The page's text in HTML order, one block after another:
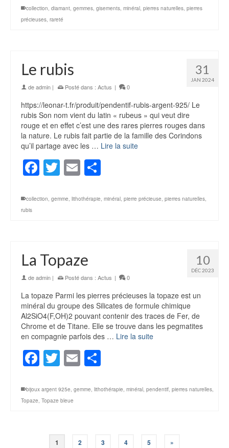
collection diamant gemmes gisements minéral pierres naturelles pierres
précieuses rareté
31
JAN 2024
Le rubis
deadmin | Posté dans : Actus | 0
https://leonar-t.fr/produit/pendentif-rubis-argent-925/ Le
rubis Son nom vient du latin « rubeus » qui veut dire
rouge et en effet c’est une des rares pierres rouges dans
la nature. Le rubis fait partie de la famille des Corindons
qu’il partage avec les … Lire la suite
Facebook
Twitter
Email
collection, gemme, lithothérapie, minéral, pierre précieuse, pierres naturelles,
rubis
10
DÉC 2023
La Topaze
deadmin | Posté dans : Actus | 0
La topaze Parmi les pierres précieuses la topaze est un
minéral du groupe des Silicates de formule chimique
Al2SiO4(F,OH)2 pouvant contenir des traces de Fer, de
Chrome et de Titane. Elle se trouve dans les pegmatites
en compagnie parfois des … Lire la suite
Facebook
Twitter
Email
bijoux argent 925e, gemme, lithothérapie, minéral, pendentif, pierres naturelles,
Topaze, Topaze bleue
1 2 3 4 5 »